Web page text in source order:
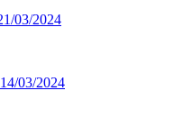
03/2024
14/03/2024